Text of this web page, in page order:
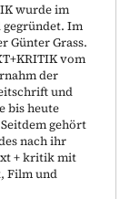
wurde im
gegründet. Im
Günter Grass.
vom
der
und
bis heute
gehört
nach ihr
+ kritik mit
Film und